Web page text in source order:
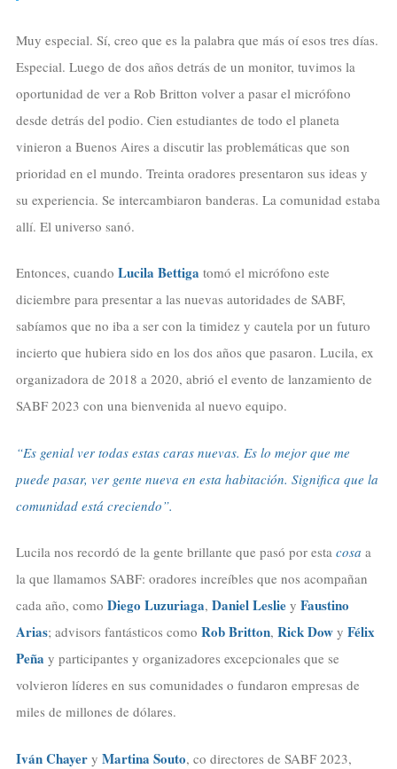
Muy especial. Sí, creo que es la palabra que más oí esos tres días.
Especial. Luego de dos años detrás de un monitor, tuvimos la
oportunidad de ver a Rob Britton volver a pasar el micrófono
desde detrás del podio. Cien estudiantes de todo el planeta
vinieron a Buenos Aires a discutir las problemáticas que son
prioridad en el mundo. Treinta oradores presentaron sus ideas y
su experiencia. Se intercambiaron banderas. La comunidad estaba
allí. El universo sanó.
Entonces, cuando Lucila Bettiga tomó el micrófono este
diciembre para presentar a las nuevas autoridades de SABF,
sabíamos que no iba a ser con la timidez y cautela por un futuro
incierto que hubiera sido en los dos años que pasaron. Lucila, ex
organizadora de 2018 a 2020, abrió el evento de lanzamiento de
SABF 2023 con una bienvenida al nuevo equipo.
“Es genial ver todas estas caras nuevas. Es lo mejor que me
puede pasar, ver gente nueva en esta habitación. Significa que la
comunidad está creciendo”.
Lucila nos recordó de la gente brillante que pasó por esta cosa a
la que llamamos SABF: oradores increíbles que nos acompañan
cada año, como Diego Luzuriaga, Daniel Lesliey Faustino
Arias; advisors fantásticos como Rob Britton, Rick Dowy Félix
Peña y participantes y organizadores excepcionales que se
volvieron líderes en sus comunidades o fundaron empresas de
miles de millones de dólares.
Iván Chayer y Martina Souto, co directores de SABF 2023,